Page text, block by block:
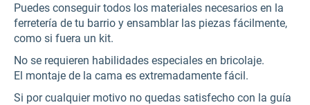
Puedes conseguir todos los materiales necesarios en la
ferretería de tu barrio y ensamblar las piezas fácilmente,
como si fuera un kit.
No se requieren habilidades especiales en bricolaje.
El montaje de la cama es extremadamente fácil.
Si por cualquier motivo no quedas satisfecho con la guía